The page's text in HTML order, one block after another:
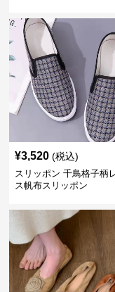
¥3,520 (税込)
スリッポン 千鳥格子柄
ス帆布スリッポン